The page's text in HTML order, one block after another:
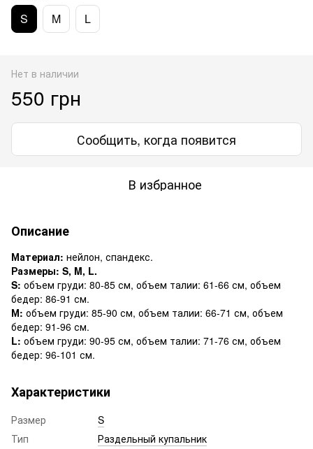
S M L
Нет в наличии
550 грн
Сообщить, когда появится
В избранное
Описание
Материал: нейлон, спандекс.
Размеры: S, M, L.
S: объем груди: 80-85 см, объем талии: 61-66 см, объем
бедер: 86-91 см.
М: объем груди: 85-90 см, объем талии: 66-71 см, объем
бедер: 91-96 см.
L: объем груди: 90-95 см, объем талии: 71-76 см, объем
бедер: 96-101 см.
Характеристики
Размер
S
Тип
Раздельный купальник